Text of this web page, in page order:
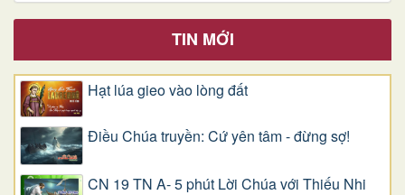
TIN MỚI
Hạt lúa gieo vào lòng đất
Điều Chúa truyền: Cứ yên tâm - đừng sợ!
CN 19 TN A- 5 phút Lời Chúa với Thiếu Nhi